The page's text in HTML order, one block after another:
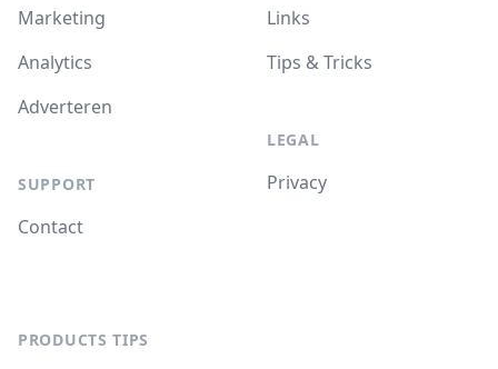
Marketing
Analytics
Adverteren
SUPPORT
Contact
Links
Tips & Tricks
LEGAL
Privacy
PRODUCTS TIPS